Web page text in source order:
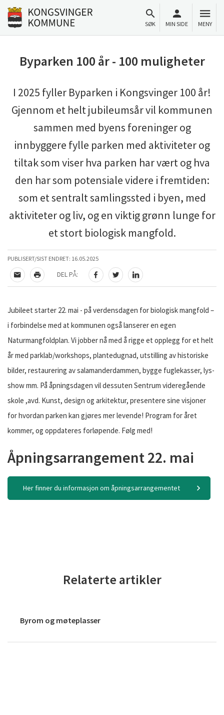
Til innhold
Gå til forsiden
SØK MIN SIDE MENY
Byparken 100 år - 100 muligheter
I 2025 fyller Byparken i Kongsvinger 100 år!
Gjennom et helt jubileumsår vil kommunen
sammen med byens foreninger og
innbyggere fylle parken med aktiviteter og
tiltak som viser hva parken har vært og hva
den har som potensiale videre i fremtiden:
som et sentralt samlingssted i byen, med
aktiviteter og liv, og en viktig grønn lunge for
et stort biologisk mangfold.
PUBLISERT/SIST ENDRET: 16.05.2025
TIPS EN VENN
SKRIV UT
DEL PÅ:
DEL PÅ FACEBOOK
DEL PÅ TWITTER
DEL PÅ LINKEDIN
Jubileet starter 22. mai - på verdensdagen for biologisk mangfold –
i forbindelse med at kommunen også lanserer en egen
Naturmangfoldplan. Vi jobber nå med å rigge et opplegg for et helt
år med parklab/workshops, plantedugnad, utstilling av historiske
bilder, restaurering av salamanderdammen, bygge fuglekasser, lys-
show mm. På åpningsdagen vil dessuten Sentrum videregående
skole ,avd. Kunst, design og arkitektur, presentere sine visjoner
for hvordan parken kan gjøres mer levende! Program for året
kommer, og oppdateres forløpende. Følg med!
Åpningsarrangement 22. mai
Her finner du informasjon om åpningsarrangementet
Relaterte artikler
Byrom og møteplasser